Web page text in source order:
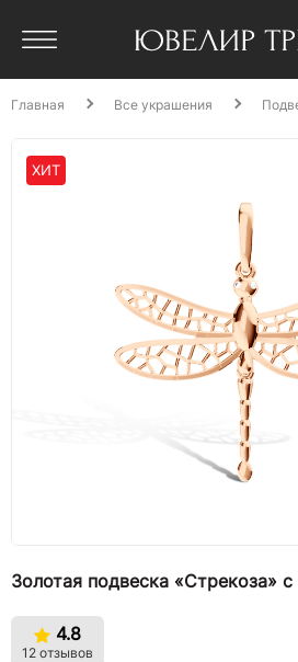
Главная Все украшения
ХИТ
Золотая подвеска «Стрекоза»
4.8
12 отзывов